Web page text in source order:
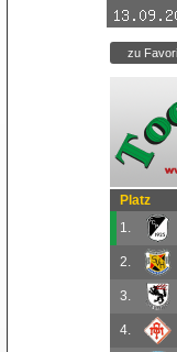
Platz
1.
2.
3.
4.